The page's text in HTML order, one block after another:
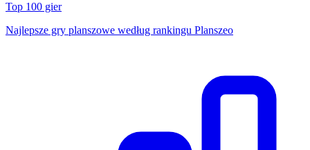
Top 100 gier
Najlepsze gry planszowe według rankingu Planszeo